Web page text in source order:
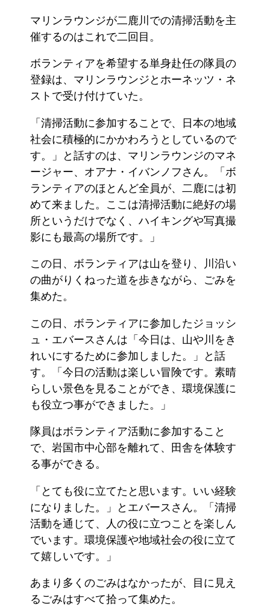
マリンラウンジが二鹿川での清掃活動を主
催するのはこれで二回目。
ボランティアを希望する単身赴任の隊員の
登録は、マリンラウンジとホーネッツ・ネ
ストで受け付けていた。
「清掃活動に参加することで、日本の地域
社会に積極的にかかわろうとしているので
す。」と話すのは、マリンラウンジのマネ
ージャー、オアナ・イバンノフさん。「ボ
ランティアのほとんど全員が、二鹿には初
めて来ました。ここは清掃活動に絶好の場
所というだけでなく、ハイキングや写真撮
影にも最高の場所です。」
この日、ボランティアは山を登り、川沿い
の曲がりくねった道を歩きながら、ごみを
集めた。
この日、ボランティアに参加したジョッシ
ュ・エバースさんは「今日は、山や川をき
れいにするために参加しました。」と話
す。「今日の活動は楽しい冒険です。素晴
らしい景色を見ることができ、環境保護に
も役立つ事ができました。」
隊員はボランティア活動に参加すること
で、岩国市中心部を離れて、田舎を体験す
る事ができる。
「とても役に立てたと思います。いい経験
になりました。」とエバースさん。「清掃
活動を通じて、人の役に立つことを楽しん
でいます。環境保護や地域社会の役に立て
て嬉しいです。」
あまり多くのごみはなかったが、目に見え
るごみはすべて拾って集めた。